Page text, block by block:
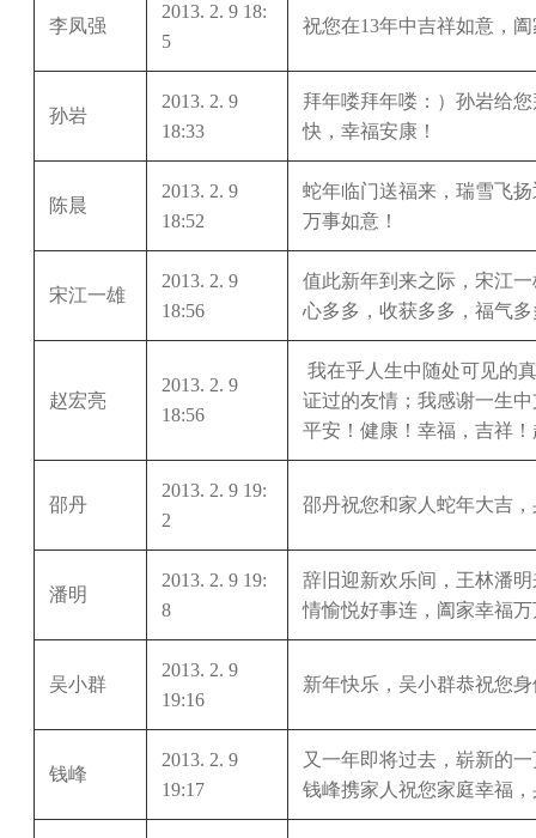
李凤强
2013. 2. 9 18:
5
祝您在13年中吉祥如意，
孙岩
2013. 2. 9
18:33
拜年喽拜年喽：）孙岩给
快，幸福安康！
陈晨
2013. 2. 9
18:52
蛇年临门送福来，瑞雪飞
万事如意！
宋江一雄
2013. 2. 9
18:56
值此新年到来之际，宋江
心多多，收获多多，福气
赵宏亮
2013. 2. 9
18:56
我在乎人生中随处可见的
证过的友情；我感谢一生
平安！健康！幸福，吉祥
邵丹
2013. 2. 9 19:
2
邵丹祝您和家人蛇年大吉
潘明
2013. 2. 9 19:
8
辞旧迎新欢乐间，王林潘
情愉悦好事连，阖家幸福
吴小群
2013. 2. 9
19:16
新年快乐，吴小群恭祝您
钱峰
2013. 2. 9
19:17
又一年即将过去，崭新的
钱峰携家人祝您家庭幸福